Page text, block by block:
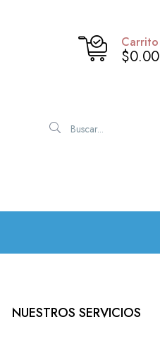
Carrito
$0.00
NUESTROS SERVICIOS